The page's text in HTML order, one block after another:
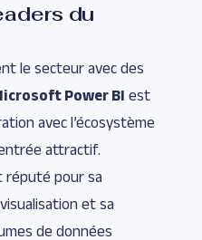
du
le secteur avec des
Power BI est
avec l’écosystème
attractif.
réputé pour sa
et sa
de données